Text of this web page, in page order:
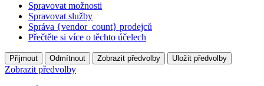
Spravovat možnosti
Spravovat služby
Správa {vendor_count} prodejců
Přečtěte si více o těchto účelech
Přijmout Odmítnout Zobrazit předvolby Uložit předvolby
Zobrazit předvolby